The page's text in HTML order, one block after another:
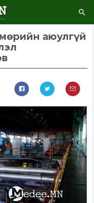
аюулгүй